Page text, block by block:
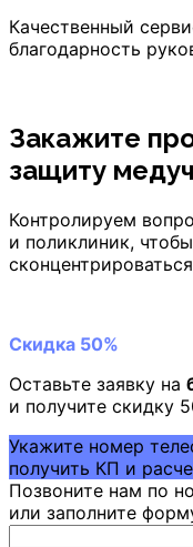
Качественный
благодарность
Закажите
защиту
Контролируем
и поликлиник,
Скидка 50%
Оставьте заявку на
и получите скидку
Укажите номер
получить КП и
Позвоните нам по
или заполните